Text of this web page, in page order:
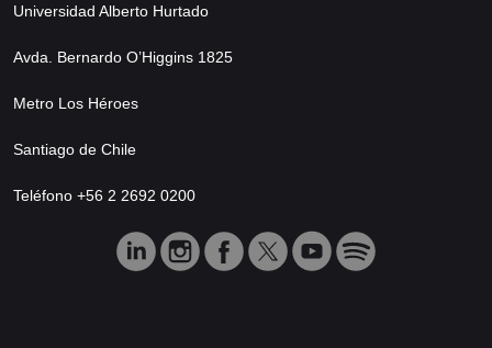
Universidad Alberto Hurtado
Avda. Bernardo O’Higgins 1825
Metro Los Héroes
Santiago de Chile
Teléfono +56 2 2692 0200